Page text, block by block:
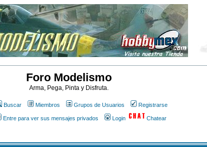
Foro Modelismo
Arma, Pega, Pinta y Disfruta.
Buscar Miembros Grupos de Usuarios Registrarse
Entre para ver sus mensajes privados Login Chatear